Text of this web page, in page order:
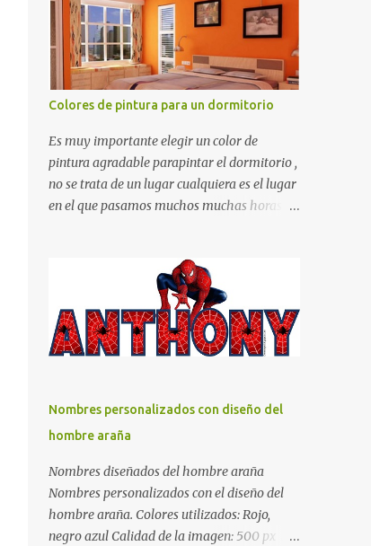
escolares, para hacer juegos infantiles
matemáticos, para decorar los cumpleaños
de los niños, entre otras cosas.
Colores de pintura para un dormitorio
Es muy importante elegir un color de
pintura agradable parapintar el dormitorio ,
no se trata de un lugar cualquiera es el lugar
en el que pasamos muchos muchas horas y
de un lugar propio que utilizamos todos los
días y por ende debemos tratar de que éste
sea un lugar muy agradable y cómodo y
también para nuestra vista. Te mostramos
algunas sugerencias que pueden brindar la
dormitorio. El color naranja es una buena
opción para recibir esa luz y felicidad que
todo ser humano necesita. El color blanco es
ideal para lograr el relax total, es un color
que va con todo y además es color bastante
limpio que te dará esa sensación de calidez.
Los colores terra son excelentes para usar en
Nombres personalizados con diseño del
hombre araña
Nombres diseñados del hombre araña
Nombres personalizados con el diseño del
hombre araña. Colores utilizados: Rojo,
negro azul Calidad de la imagen: 500 px Si